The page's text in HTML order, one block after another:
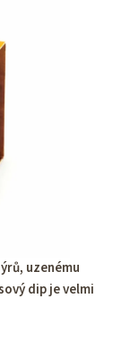
uzenému
dip je velmi